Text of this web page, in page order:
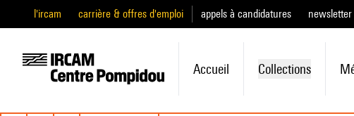
l'ircam carrière & offres d'emploi appels à candidatures newsletter
Accueil Collections